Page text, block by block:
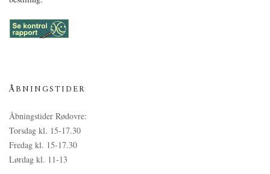
ÅBNINGSTIDER
Åbningstider Rødovre:
Torsdag kl. 15-17.30
Fredag kl. 15-17.30
Lørdag kl. 11-13